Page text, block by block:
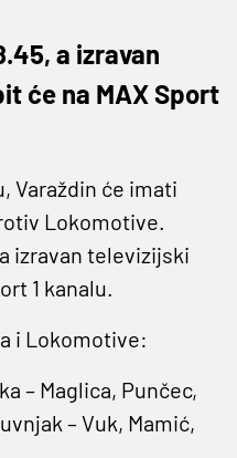
a izravan
će na MAX Sport
Varaždin će imati
Lokomotive.
izravan televizijski
1 kanalu.
i Lokomotive:
– Maglica, Punčec,
– Vuk, Mamić,